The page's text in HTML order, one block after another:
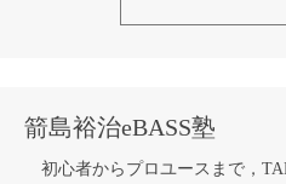
箭島裕治eBASS塾
初心者からプロユースまで，